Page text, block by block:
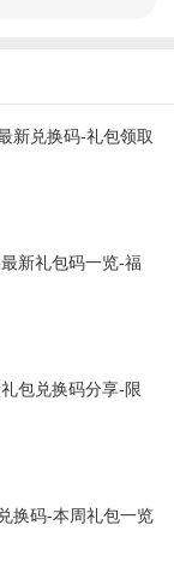
新兑换码-礼包领取
新礼包码一览-福
包兑换码分享-限
换码-本周礼包一览